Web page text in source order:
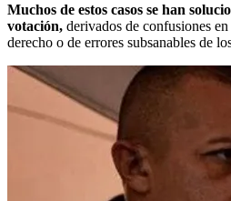
Muchos de estos casos se han
votación, derivados de confusiones
derecho o de errores subsanables de